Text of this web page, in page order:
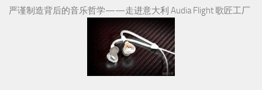
严谨制造背后的音乐哲学——走进意大利 Audia Flight 歌匠工厂